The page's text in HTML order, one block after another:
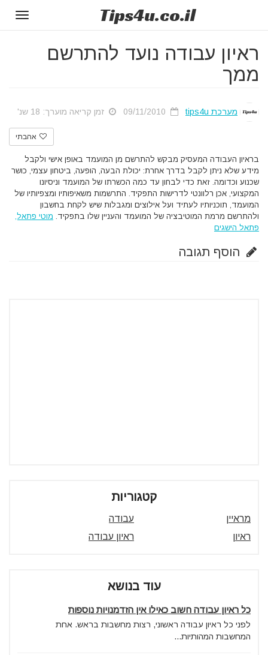
Tips4u.co.il
ראיון עבודה נועד להתרשם
ממך
מערכת tips4u זמן קריאה מוערך: 18 שנ'
אהבתי
בראיון העבודה המעסיק מבקש להתרשם מן המועמד באופן אישי ולקבל
מידע שלא ניתן לקבל בדרך אחרת: יכולת הבעה, הופעה, ביטחון עצמי, כושר
שכנוע וכדומה. זאת כדי לבחון עד כמה הכשרתו של המועמד וניסיונו
המקצועי, אכן רלוונטי לדרישות התפקיד. התרשמות משאיפותיו ומצפיותיו של
המועמד, תוכניותיו לעתיד ועל אילוצים ומגבלות שיש לקחת בחשבון
ולהתרשם מרמת המוטיבציה של המועמד והעניין שלו בתפקיד. מוטי פתאל,
פתאל הישגים
הוסף תגובה
קטגוריות
מראיין
עבודה
ראיון
ראיון עבודה
עוד בנושא
כל ראיון עבודה חשוב כאילו אין הזדמנויות נוספות
לפני כל ראיון עבודה ראשוני, רצות מחשבות בראש. אחת
המחשבות המהותיות...